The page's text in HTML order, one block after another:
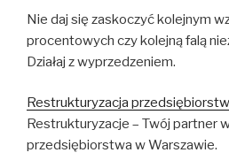
Nie daj się zaskoczyć kolejnym
procentowych czy kolejną falą
Działaj z wyprzedzeniem.
Restrukturyzacja
Restrukturyzacje – Twój partner
przedsiębiorstwa w Warszawie.